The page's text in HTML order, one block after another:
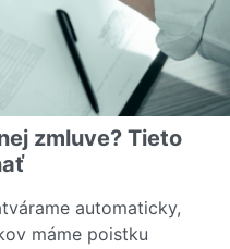
zmluve? Tieto
automaticky,
máme poistku